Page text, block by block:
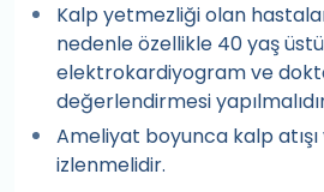
Kalp yetmezliği olan
nedenle özellikle 40 yaş
elektrokardiyogram ve
değerlendirmesi
Ameliyat boyunca kalp atışı
izlenmelidir.